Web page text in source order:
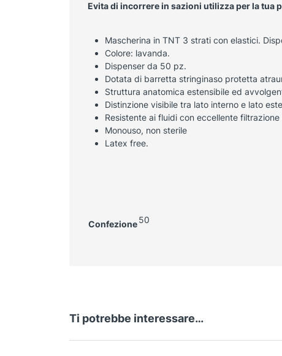
Evita di incorrere in sazioni utilizza per la
Mascherina in TNT 3 strati con elastici.
Colore: lavanda.
Dispenser da 50 pz.
Dotata di barretta stringinaso protetta
Struttura anatomica estensibile ed
Distinzione visibile tra lato interno e lato
Resistente ai fluidi con eccellente
Monouso, non sterile
Latex free.
Confezione 50
Ti potrebbe interessare…